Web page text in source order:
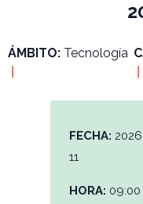
ÁMBITO: Tecnología
FECHA:
11
HORA: 09:00